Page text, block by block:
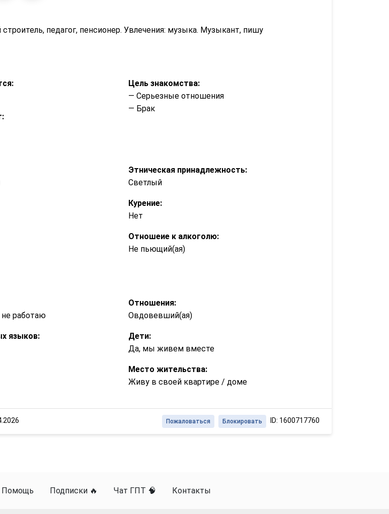
педагог, пенсионер. Увлечения: музыка. Музыкант, пишу
Цель знакомства:
— Серьезные отношения
— Брак
Этническая принадлежность:
Светлый
Курение:
Нет
Отношеие к алкоголю:
Не пьющий(ая)
работаю
языков:
Отношения:
Овдовевший(ая)
Дети:
Да, мы живем вместе
Место жительства:
Живу в своей квартире / доме
ID: 1600717760
Блокировать
Пожаловаться
Помощь Подписки 🔥 Чат ГПТ 🧠 Контакты